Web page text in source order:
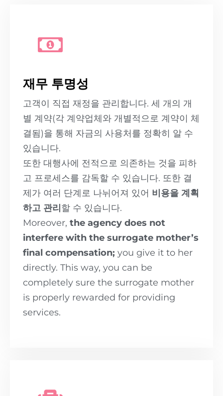
재무 투명성
고객이 직접 재정을 관리합니다. 세 개의 개
별 계약(각 계약업체와 개별적으로 계약이 체
결됨)을 통해 자금의 사용처를 정확히 알 수
있습니다.
또한 대행사에 전적으로 의존하는 것을 피하
고 프로세스를 감독할 수 있습니다. 또한 결
제가 여러 단계로 나뉘어져 있어 비용을 계획
하고 관리 할 수 있습니다.
Moreover, the agency does not
interfere with the surrogate mother’s
final compensation; you give it to her
directly. This way, you can be
completely sure the surrogate mother
is properly rewarded for providing
services.